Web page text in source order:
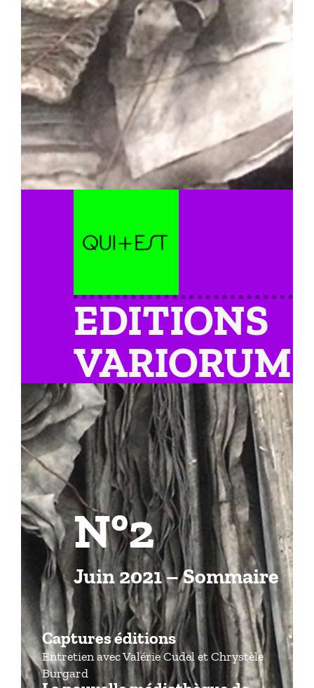
EDITIONS
VARIORUM
N°2
Juin 2021 – Sommaire
Captures éditions
Entretien avec Valérie Cudel et Chrystèle
Burgard